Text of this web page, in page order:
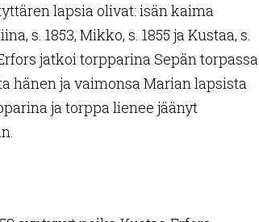
lapsia olivat: isän kaima
s. 1853, Mikko, s. 1855 ja Kustaa, s.
jatkoi torpparina Sepän torpassa
hänen ja vaimonsa Marian lapsista
ja torppa lienee jäänyt